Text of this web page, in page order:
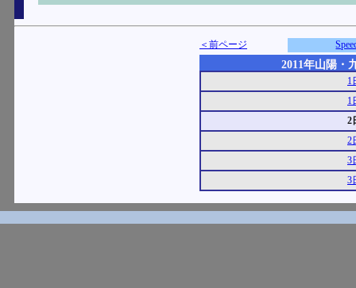
＜前ページ
2011年山陽・
1
1
2
2
3
3